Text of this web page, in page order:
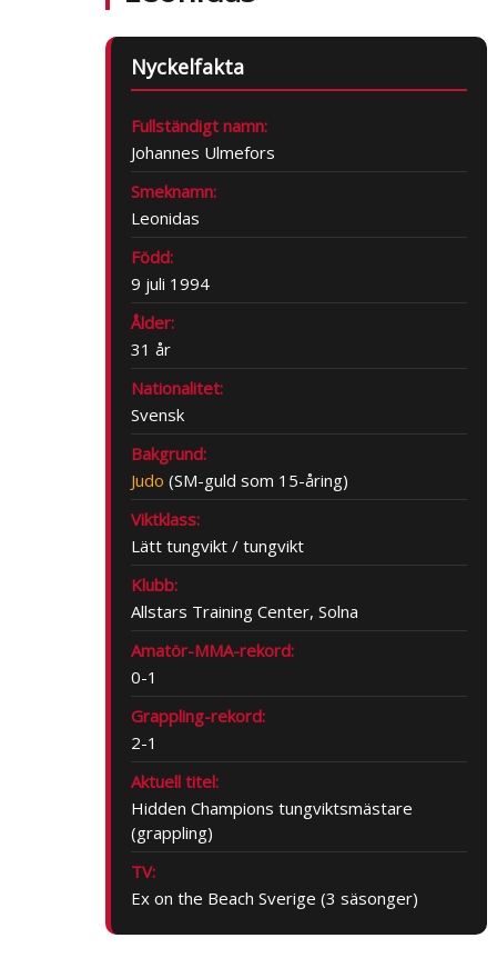
Nyckelfakta
Fullständigt namn:
Johannes Ulmefors
Smeknamn:
Leonidas
Född:
9 juli 1994
Ålder:
31 år
Nationalitet:
Svensk
Bakgrund:
Judo (SM-guld som 15-åring)
Viktklass:
Lätt tungvikt / tungvikt
Klubb:
Allstars Training Center, Solna
Amatör-MMA-rekord:
0-1
Grappling-rekord:
2-1
Aktuell titel:
Hidden Champions tungviktsmästare
(grappling)
TV:
Ex on the Beach Sverige (3 säsonger)